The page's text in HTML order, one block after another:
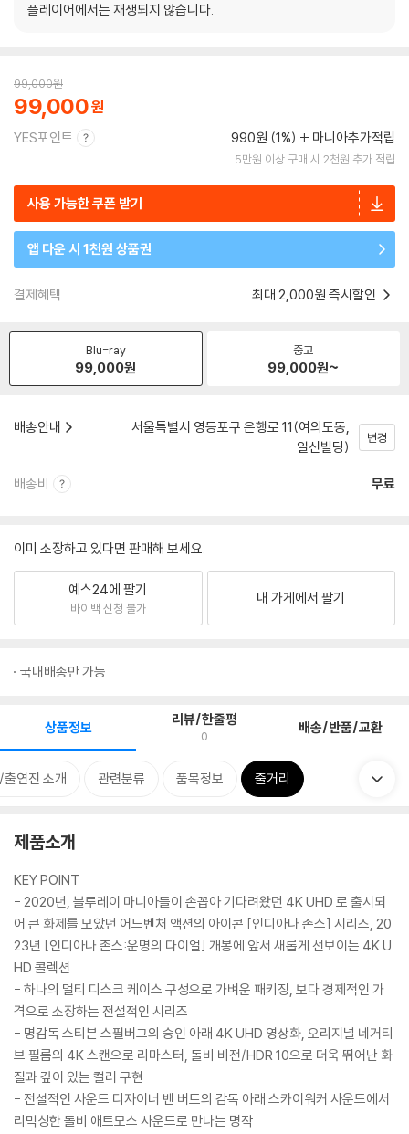
플레이어에서는 재생되지 않습니다.
99,000원
99,000
YES포인트 990원 (1%) 마니아추가적립
5만원 이상 구매 시 2천원 추가 적립
사용 가능한 쿠폰 받기
앱 다운 시 1천원 상품권
결제혜택 최대 2,000원 즉시할인
Blu-ray
99,000원
중고
99,000원~
배송안내
서울특별시 영등포구 은행로 11(여의도동,
일신빌딩)
변경
배송비 무료
이미 소장하고 있다면 판매해 보세요.
예스24에 팔기
바이백 신청 불가
내 가게에서 팔기
국내배송만 가능
상품정보 리뷰/한줄평
0 배송/반품/교환
연진 소개 관련분류 품목정보 줄거리
제품소개
KEY POINT
- 2020년, 블루레이 마니아들이 손꼽아 기다려왔던 4K UHD 로 출시되
어 큰 화제를 모았던 어드벤처 액션의 아이콘 [인디아나 존스] 시리즈, 20
23년 [인디아나 존스:운명의 다이얼] 개봉에 앞서 새롭게 선보이는 4K U
HD 콜렉션
- 하나의 멀티 디스크 케이스 구성으로 가벼운 패키징, 보다 경제적인 가
격으로 소장하는 전설적인 시리즈
- 명감독 스티븐 스필버그의 승인 아래 4K UHD 영상화, 오리지널 네거티
브 필름의 4K 스캔으로 리마스터, 돌비 비전/HDR 10으로 더욱 뛰어난 화
질과 깊이 있는 컬러 구현
- 전설적인 사운드 디자이너 벤 버트의 감독 아래 스카이워커 사운드에서
리믹싱한 돌비 애트모스 사운드로 만나는 명작